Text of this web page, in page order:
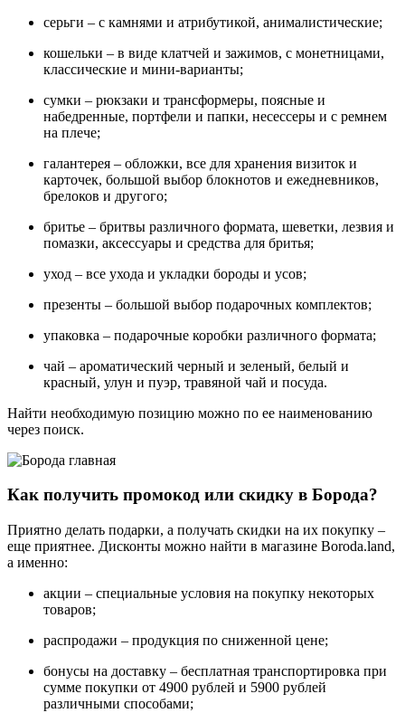
серьги – с камнями и атрибутикой, анималистические;
кошельки – в виде клатчей и зажимов, с монетницами,
классические и мини-варианты;
сумки – рюкзаки и трансформеры, поясные и
набедренные, портфели и папки, несессеры и с ремнем
на плече;
галантерея – обложки, все для хранения визиток и
карточек, большой выбор блокнотов и ежедневников,
брелоков и другого;
бритье – бритвы различного формата, шеветки, лезвия и
помазки, аксессуары и средства для бритья;
уход – все ухода и укладки бороды и усов;
презенты – большой выбор подарочных комплектов;
упаковка – подарочные коробки различного формата;
чай – ароматический черный и зеленый, белый и
красный, улун и пуэр, травяной чай и посуда.
Найти необходимую позицию можно по ее наименованию
через поиск.
Как получить промокод или скидку в Борода?
Приятно делать подарки, а получать скидки на их покупку –
еще приятнее. Дисконты можно найти в магазине Boroda.land,
а именно:
акции – специальные условия на покупку некоторых
товаров;
распродажи – продукция по сниженной цене;
бонусы на доставку – бесплатная транспортировка при
сумме покупки от 4900 рублей и 5900 рублей
различными способами;